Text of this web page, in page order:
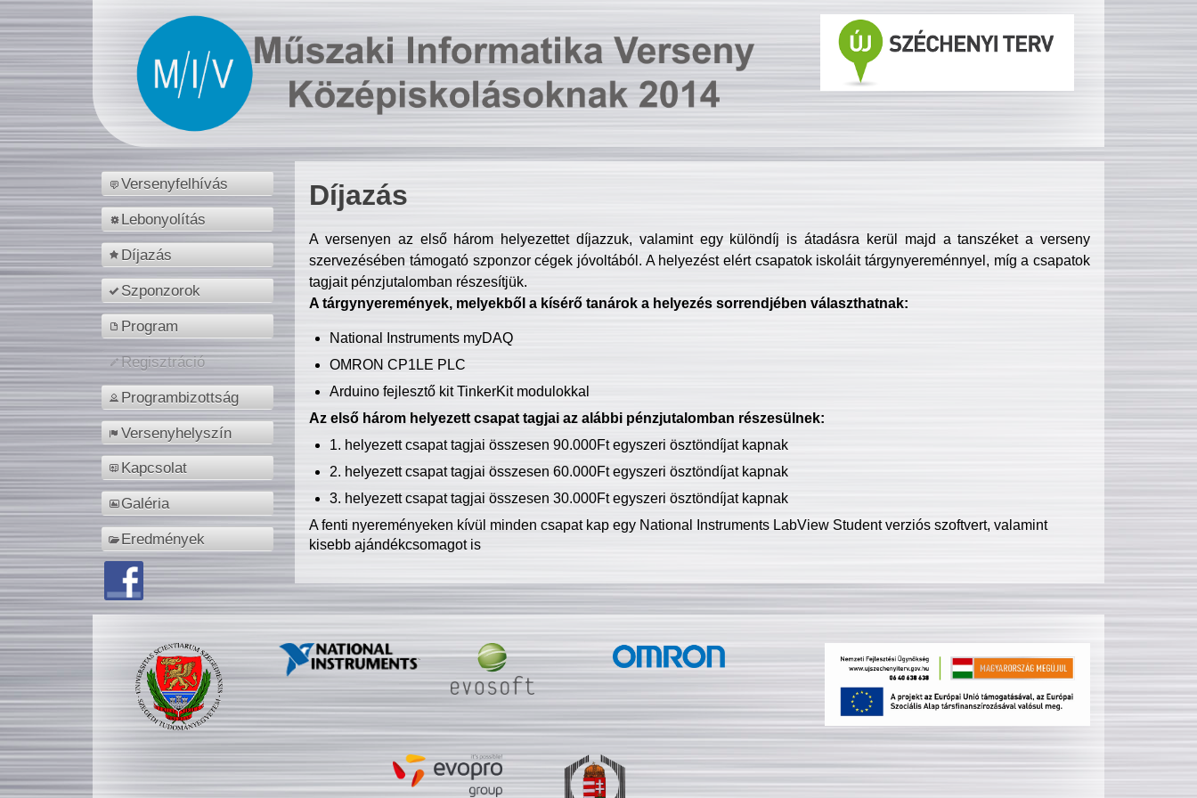
Versenyfelhívás
Lebonyolítás
Díjazás
Szponzorok
Program
Regisztráció
Programbizottság
Versenyhelyszín
Kapcsolat
Galéria
Eredmények
Díjazás
A versenyen az első három helyezettet díjazzuk, valamint egy különdíj is átadásra kerül majd a tanszéket a verseny
szervezésében támogató szponzor cégek jóvoltából. A helyezést elért csapatok iskoláit tárgynyereménnyel, míg a csapatok
tagjait pénzjutalomban részesítjük.
A tárgynyeremények, melyekből a kísérő tanárok a helyezés sorrendjében választhatnak:
National Instruments myDAQ
OMRON CP1LE PLC
Arduino fejlesztő kit TinkerKit modulokkal
Az első három helyezett csapat tagjai az alábbi pénzjutalomban részesülnek:
1. helyezett csapat tagjai összesen 90.000Ft egyszeri ösztöndíjat kapnak
2. helyezett csapat tagjai összesen 60.000Ft egyszeri ösztöndíjat kapnak
3. helyezett csapat tagjai összesen 30.000Ft egyszeri ösztöndíjat kapnak
A fenti nyereményeken kívül minden csapat kap egy National Instruments LabView Student verziós szoftvert, valamint
kisebb ajándékcsomagot is